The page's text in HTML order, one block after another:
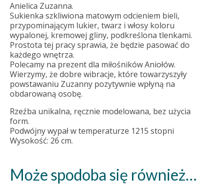
Anielica Zuzanna.
Sukienka szkliwiona matowym odcieniem bieli,
przypominającym lukier, twarz i włosy koloru
wypalonej, kremowej gliny, podkreślona tlenkami.
Prostota tej pracy sprawia, że będzie pasować do
każdego wnętrza.
Polecamy na prezent dla miłośników Aniołów.
Wierzymy, że dobre wibracje, które towarzyszyły
powstawaniu Zuzanny pozytywnie wpłyną na
obdarowaną osobę.
Rzeźba unikalna, ręcznie modelowana, bez użycia
form.
Podwójny wypał w temperaturze 1215 stopni
Wysokość: 26 cm.
Może spodoba się również…